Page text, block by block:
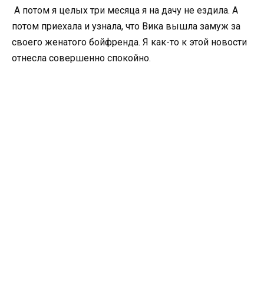
А потом я целых три месяца я на дачу не ездила. А
потом приехала и узнала, что Вика вышла замуж за
своего женатого бойфренда. Я как-то к этой новости
отнесла совершенно спокойно.